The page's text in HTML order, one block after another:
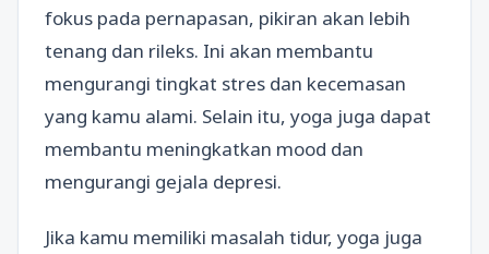
fokus pada pernapasan, pikiran akan lebih
tenang dan rileks. Ini akan membantu
mengurangi tingkat stres dan kecemasan
yang kamu alami. Selain itu, yoga juga dapat
membantu meningkatkan mood dan
mengurangi gejala depresi.
Jika kamu memiliki masalah tidur, yoga juga